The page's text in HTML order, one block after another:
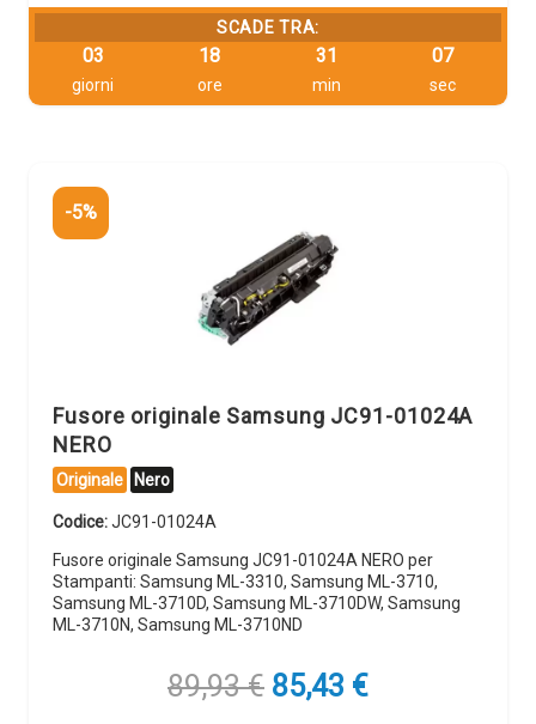
SCADE TRA:
03
giorni
18
ore
31
min
06
sec
-5%
Fusore originale Samsung JC91-01024A
NERO
Originale Nero
Codice:JC91-01024A
Fusore originale Samsung JC91-01024A NERO per
Stampanti: Samsung ML-3310, Samsung ML-3710,
Samsung ML-3710D, Samsung ML-3710DW, Samsung
ML-3710N, Samsung ML-3710ND
89,93€ Il
85,43 €Il